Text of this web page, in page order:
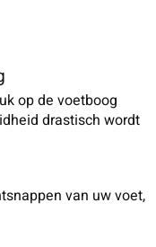
op de voetboog
drastisch wordt
van uw voet,